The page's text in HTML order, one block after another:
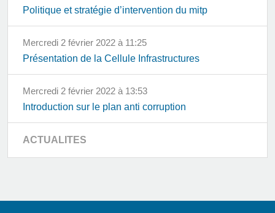
Politique et stratégie d’intervention du mitp
mercredi 2 février 2022 à 11:25
Présentation de la Cellule Infrastructures
mercredi 2 février 2022 à 13:53
Introduction sur le plan anti corruption
ACTUALITES